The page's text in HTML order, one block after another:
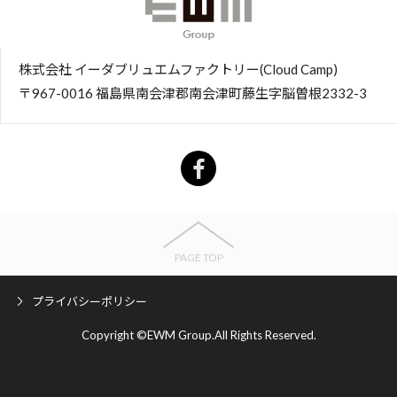
株式会社 イーダブリュエムファクトリー(Cloud Camp)
〒967-0016 福島県南会津郡南会津町藤生字脳曽根2332-3
PAGE TOP
プライバシーポリシー
Copyright ©EWM Group.All Rights Reserved.